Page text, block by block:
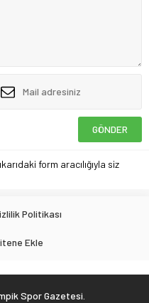
form aracılığıyla siz
Politikası
Ekle
Spor Gazetesi.